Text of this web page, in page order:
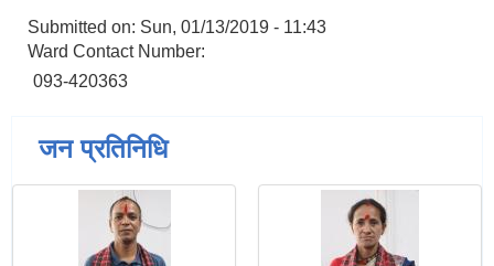
Submitted on: Sun, 01/13/2019 - 11:43
Ward Contact Number:
093-420363
जन प्रतिनिधि